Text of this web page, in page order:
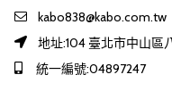
kabo838@kabo.com.tw
地址:104 臺北市中山區
統一編號:04897247